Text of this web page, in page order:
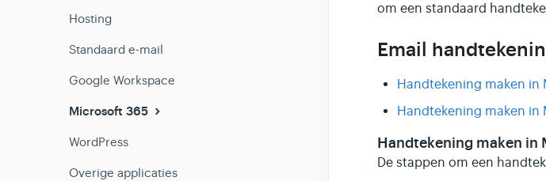
om een standaard
Email
Handtekening maken in
Handtekening maken
Handtekening maken in
De stappen om een
Hosting
Standaard e-mail
Google Workspace
Microsoft 365
WordPress
Overige applicaties